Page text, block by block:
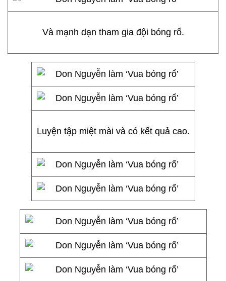
Và mạnh dạn tham gia đội bóng rổ.
Luyện tập miệt mài và có kết quả cao.